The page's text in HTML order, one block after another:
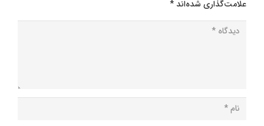
علامت‌گذاری شده‌اند*